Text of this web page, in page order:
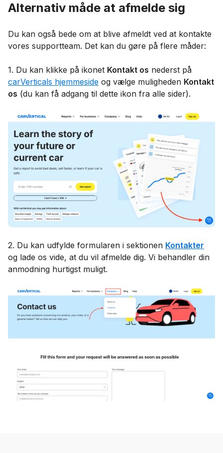
Alternativ måde at afmelde sig
Du kan også bede om at blive afmeldt ved at kontakte
vores supportteam. Det kan du gøre på flere måder:
1. Du kan klikke på ikonet Kontakt os nederst på
carVerticals hjemmeside og vælge muligheden Kontakt
os (du kan få adgang til dette ikon fra alle sider).
2. Du kan udfylde formularen i sektionen Kontakter
og lade os vide, at du vil afmelde dig. Vi behandler din
anmodning hurtigst muligt.